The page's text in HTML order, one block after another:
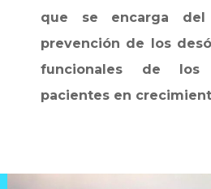
que se encarga
prevención de los
funcionales de los
pacientes en